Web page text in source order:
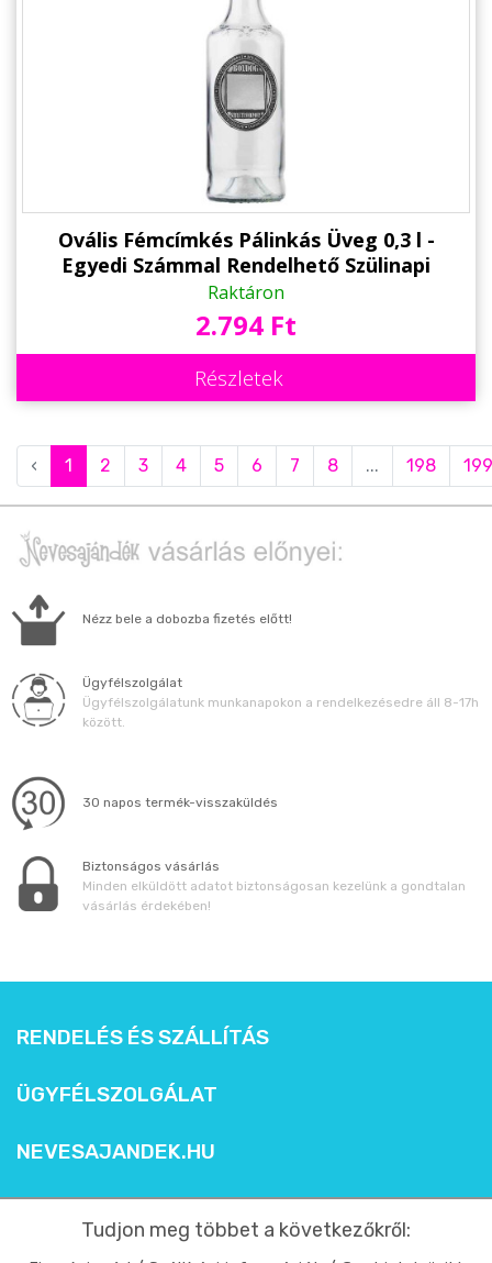
Ovális Fémcímkés Pálinkás Üveg 0,3 l -
Egyedi Számmal Rendelhető Szülinapi
Ajándék
Raktáron
2.794 Ft
Részletek
‹ 1 2 3 4 5 6 7 8 ... 198 199
Nézz bele a dobozba fizetés előtt!
Ügyfélszolgálat
Ügyfélszolgálatunk munkanapokon a rendelkezésedre áll 8-17h
között.
30 napos termék-visszaküldés
Biztonságos vásárlás
Minden elküldött adatot biztonságosan kezelünk a gondtalan
vásárlás érdekében!
RENDELÉS ÉS SZÁLLÍTÁS
ÜGYFÉLSZOLGÁLAT
NEVESAJANDEK.HU
Tudjon meg többet a következőkről: